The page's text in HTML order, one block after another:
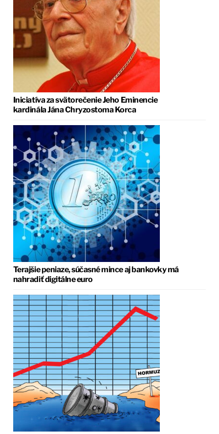
Iniciatíva za svätorečenie Jeho Eminencie
kardinála Jána Chryzostoma Korca
Terajšie peniaze, súčasné mince aj bankovky má
nahradiť digitálne euro